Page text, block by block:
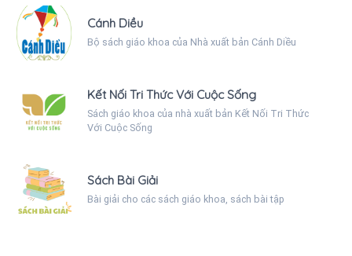
Cánh Diều
Bộ sách giáo khoa của Nhà xuất bản Cánh Diều
Kết Nối Tri Thức Với Cuộc Sống
Sách giáo khoa của nhà xuất bản Kết Nối Tri Thức
Với Cuộc Sống
Sách Bài Giải
Bài giải cho các sách giáo khoa, sách bài tập